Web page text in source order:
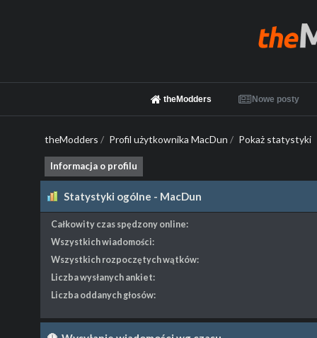
theModders Nowe posty
theModders / Profil użytkownika MacDun / Pokaż statystyki
Informacja o profilu
Statystyki ogólne - MacDun
Całkowity czas spędzony online:
Wszystkich wiadomości:
Wszystkich rozpoczętych wątków:
Liczba wysłanych ankiet:
Liczba oddanych głosów: